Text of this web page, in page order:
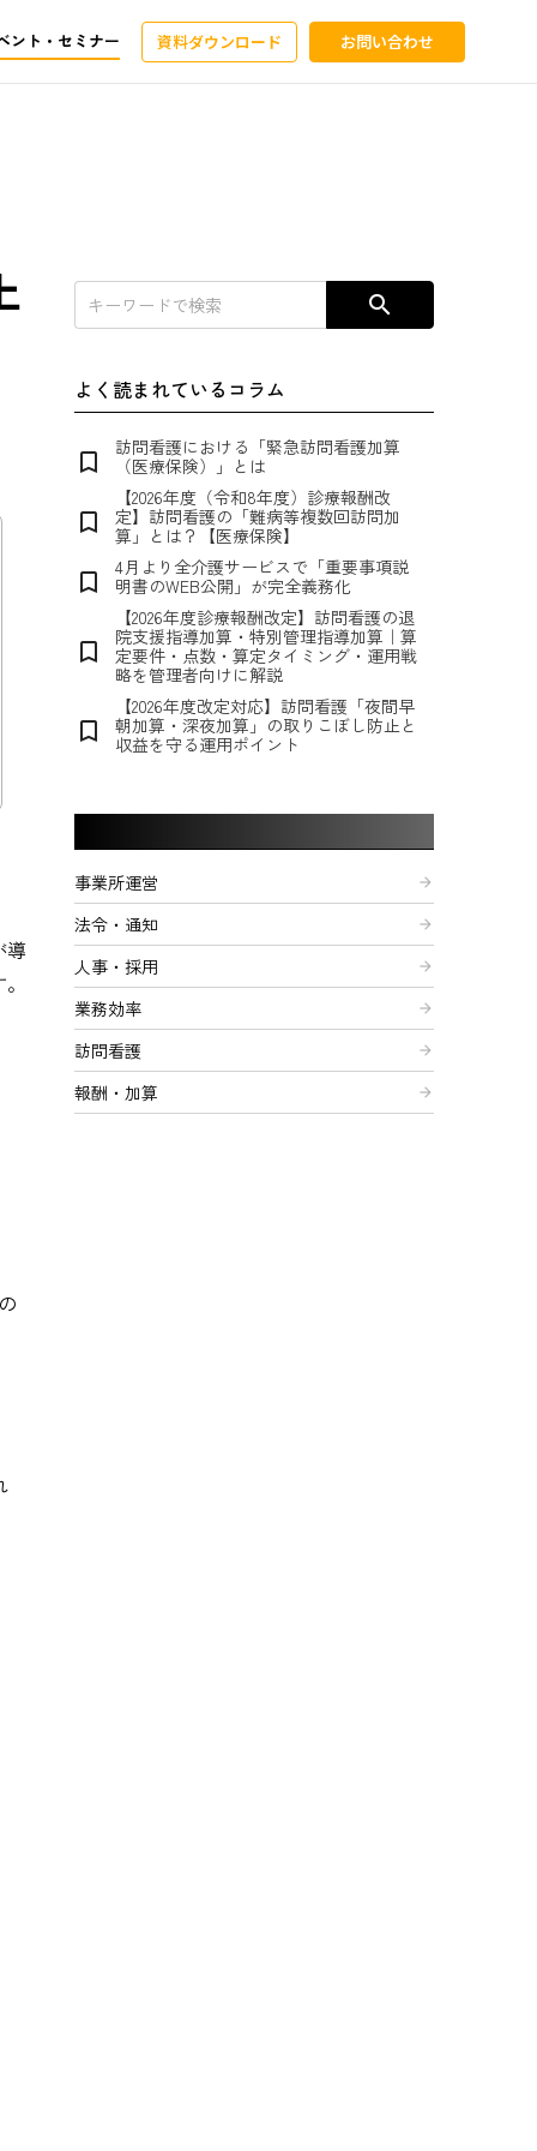
ント・セミナー 資料ダウンロード お問い合わせ
導
search
よく読まれているコラム
bookmark_border
訪問看護における「緊急訪問看護加算
（医療保険）」とは
bookmark_border
【2026年度（令和8年度）診療報酬改
定】訪問看護の「難病等複数回訪問加
算」とは？【医療保険】
bookmark_border
4月より全介護サービスで「重要事項説
明書のWEB公開」が完全義務化
bookmark_border
【2026年度診療報酬改定】訪問看護の退
院支援指導加算・特別管理指導加算｜算
定要件・点数・算定タイミング・運用戦
略を管理者向けに解説
bookmark_border
【2026年度改定対応】訪問看護「夜間早
朝加算・深夜加算」の取りこぼし防止と
収益を守る運用ポイント
事業所運営 arrow_forward
法令・通知 arrow_forward
人事・採用 arrow_forward
業務効率 arrow_forward
訪問看護 arrow_forward
報酬・加算 arrow_forward